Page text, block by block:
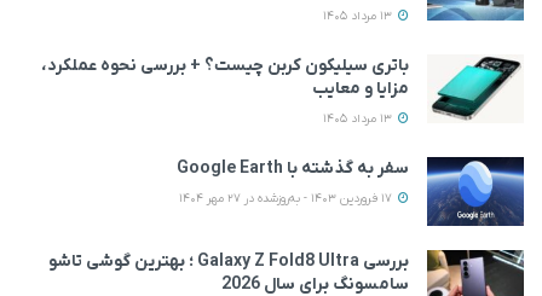
باتری سیلیکون کربن چیست؟ + بررسی نحوه عملکرد،
مزایا و معایب
سفر به گذشته با Google Earth
بررسی Galaxy Z Fold8 Ultra ؛ بهترین گوشی تاشو
سامسونگ برای سال 2026